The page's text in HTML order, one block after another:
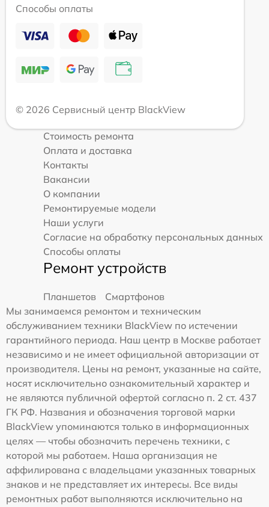
Способы оплаты
© 2026 Сервисный центр BlackView
Стоимость ремонта
Оплата и доставка
Контакты
Вакансии
О компании
Ремонтируемые модели
Наши услуги
Согласие на обработку персональных данных
Способы оплаты
Ремонт устройств
Планшетов
Смартфонов
Мы занимаемся ремонтом и техническим
обслуживанием техники BlackView по истечении
гарантийного периода. Наш центр в Москве работает
независимо и не имеет официальной авторизации от
производителя. Цены на ремонт, указанные на сайте,
носят исключительно ознакомительный характер и
не являются публичной офертой согласно п. 2 ст. 437
ГК РФ. Названия и обозначения торговой марки
BlackView упоминаются только в информационных
целях — чтобы обозначить перечень техники, с
которой мы работаем. Наша организация не
аффилирована с владельцами указанных товарных
знаков и не представляет их интересы. Все виды
ремонтных работ выполняются исключительно на